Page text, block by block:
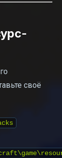
своё